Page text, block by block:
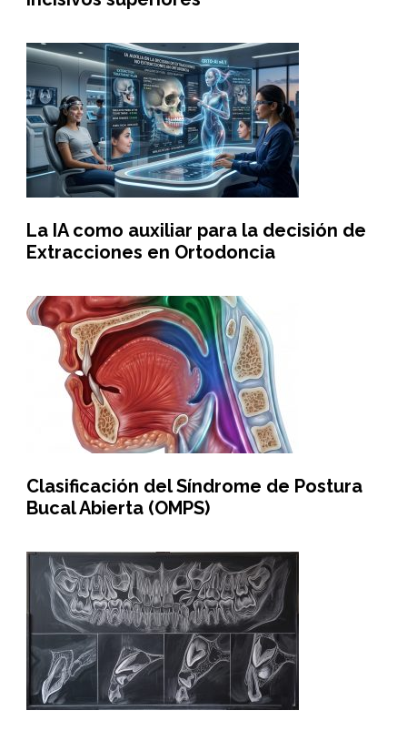
La IA como auxiliar para la decisión de
Extracciones en Ortodoncia
Clasificación del Síndrome de Postura
Bucal Abierta (OMPS)